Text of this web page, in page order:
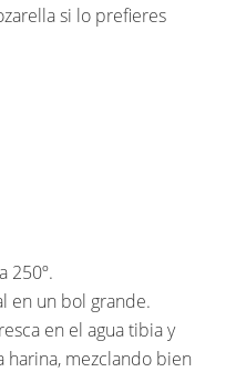
si lo prefieres
250º.
en un bol grande.
en el agua tibia y
harina, mezclando bien